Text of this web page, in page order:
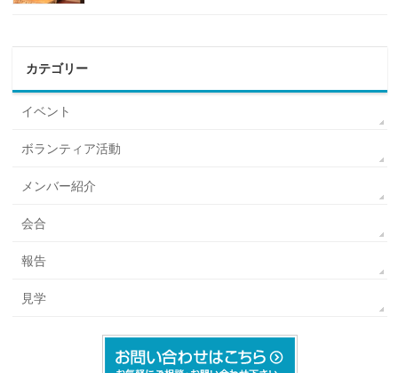
カテゴリー
イベント
ボランティア活動
メンバー紹介
会合
報告
見学